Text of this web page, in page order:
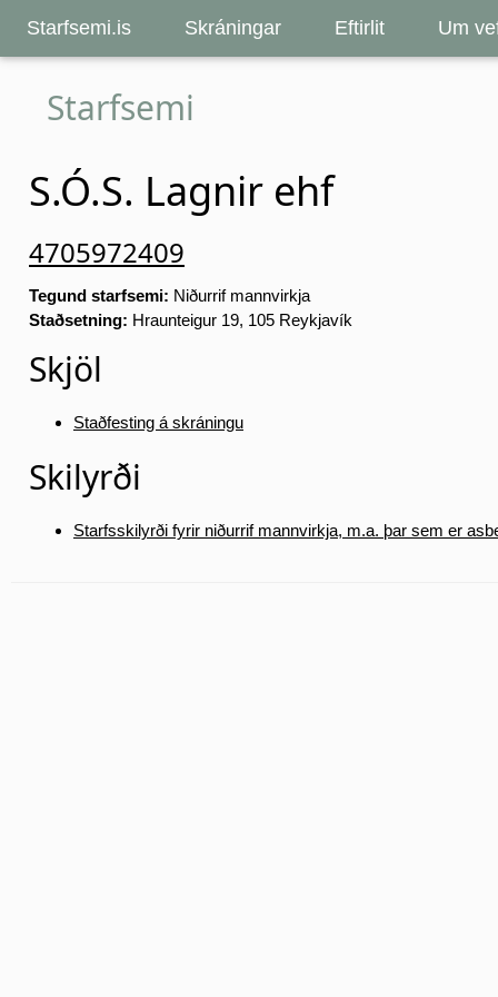
Starfsemi.is Skráningar Eftirlit Um
Starfsemi
S.Ó.S. Lagnir ehf
4705972409
Tegund starfsemi: Niðurrif mannvirkja
Staðsetning: Hraunteigur 19, 105 Reykjavík
Skjöl
Staðfesting á skráningu
Skilyrði
Starfsskilyrði fyrir niðurrif mannvirkja, m.a. þar sem er